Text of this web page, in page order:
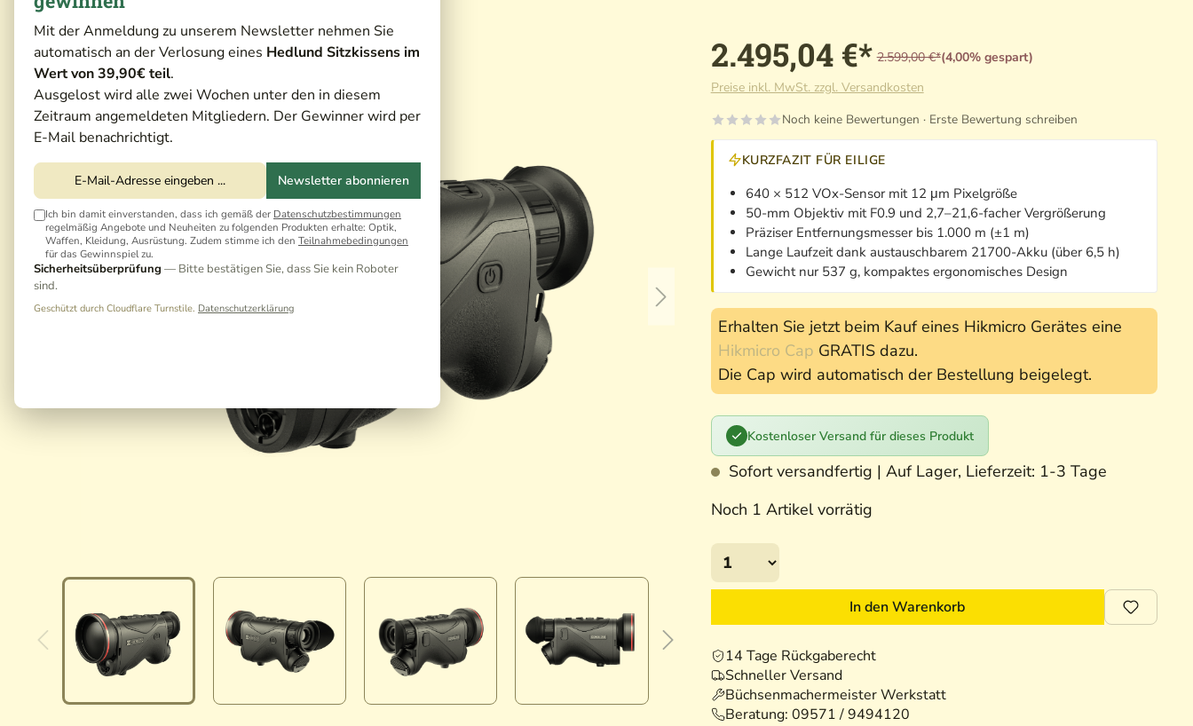
Mit der Anmeldung zu unserem Newsletter nehmen Sie
automatisch an der Verlosung eines Hedlund Sitzkissens im
Wert von 39,90€ teil.
Ausgelost wird alle zwei Wochen unter den in diesem
Zeitraum angemeldeten Mitgliedern. Der Gewinner wird per
E-Mail benachrichtigt.
Newsletter abonnieren
Ich bin damit einverstanden, dass ich gemäß der Datenschutzbestimmungen
regelmäßig Angebote und Neuheiten zu folgenden Produkten erhalte: Optik,
Waffen, Kleidung, Ausrüstung. Zudem stimme ich den Teilnahmebedingungen
für das Gewinnspiel zu.
Sicherheitsüberprüfung — Bitte bestätigen Sie, dass Sie kein Roboter
sind.
Geschützt durch Cloudflare Turnstile. Datenschutzerklärung
2.495,04 €* 2.599,00 €*(4,00% gespart)
Preise inkl. MwSt. zzgl. Versandkosten
Noch keine Bewertungen · Erste Bewertung schreiben
KURZFAZIT FÜR EILIGE
640 × 512 VOx-Sensor mit 12 μm Pixelgröße
50-mm Objektiv mit F0.9 und 2,7–21,6-facher Vergrößerung
Präziser Entfernungsmesser bis 1.000 m (±1 m)
Lange Laufzeit dank austauschbarem 21700-Akku (über 6,5 h)
Gewicht nur 537 g, kompaktes ergonomisches Design
Erhalten Sie jetzt beim Kauf eines Hikmicro Gerätes eine
Hikmicro Cap GRATIS dazu.
Die Cap wird automatisch der Bestellung beigelegt.
Kostenloser Versand für dieses Produkt
Sofort versandfertig | Auf Lager, Lieferzeit: 1-3 Tage
Noch 1 Artikel vorrätig
In den Warenkorb
14 Tage Rückgaberecht
Schneller Versand
Büchsenmachermeister Werkstatt
Beratung: 09571 / 9494120